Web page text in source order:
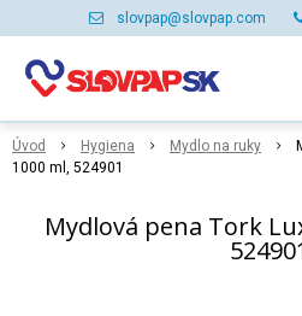
slovpap@slovpap.com
Úvod Hygiena Mydlo na ruky
1000 ml, 524901
Mydlová pena Tork